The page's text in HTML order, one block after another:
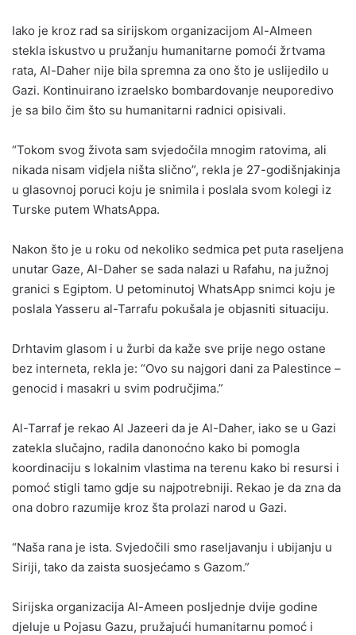
Iako je kroz rad sa sirijskom organizacijom Al-Almeen
stekla iskustvo u pružanju humanitarne pomoći žrtvama
rata, Al-Daher nije bila spremna za ono što je uslijedilo u
Gazi. Kontinuirano izraelsko bombardovanje neuporedivo
je sa bilo čim što su humanitarni radnici opisivali.
“Tokom svog života sam svjedočila mnogim ratovima, ali
nikada nisam vidjela ništa slično”, rekla je 27-godišnjakinja
u glasovnoj poruci koju je snimila i poslala svom kolegi iz
Turske putem WhatsAppa.
Nakon što je u roku od nekoliko sedmica pet puta raseljena
unutar Gaze, Al-Daher se sada nalazi u Rafahu, na južnoj
granici s Egiptom. U petominutoj WhatsApp snimci koju je
poslala Yasseru al-Tarrafu pokušala je objasniti situaciju.
Drhtavim glasom i u žurbi da kaže sve prije nego ostane
bez interneta, rekla je: “Ovo su najgori dani za Palestince –
genocid i masakri u svim područjima.”
Al-Tarraf je rekao Al Jazeeri da je Al-Daher, iako se u Gazi
zatekla slučajno, radila danonoćno kako bi pomogla
koordinaciju s lokalnim vlastima na terenu kako bi resursi i
pomoć stigli tamo gdje su najpotrebniji. Rekao je da zna da
ona dobro razumije kroz šta prolazi narod u Gazi.
“Naša rana je ista. Svjedočili smo raseljavanju i ubijanju u
Siriji, tako da zaista suosjećamo s Gazom.”
Sirijska organizacija Al-Ameen posljednje dvije godine
djeluje u Pojasu Gazu, pružajući humanitarnu pomoć i